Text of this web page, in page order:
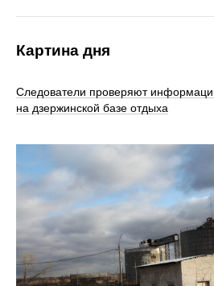
Картина дня
Следователи проверяют
на дзержинской базе отдыха